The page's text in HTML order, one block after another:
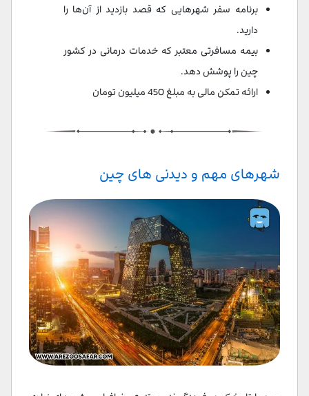
برنامه سفر شهرهایی که قصد بازدید از آن‌ها را
دارید.
بیمه مسافرتی معتبر که خدمات درمانی در کشور
چین را پوشش دهد.
ارائه تمکن مالی به مبلغ 450 میلیون تومان
شهرهای مهم و دیدنی های چین